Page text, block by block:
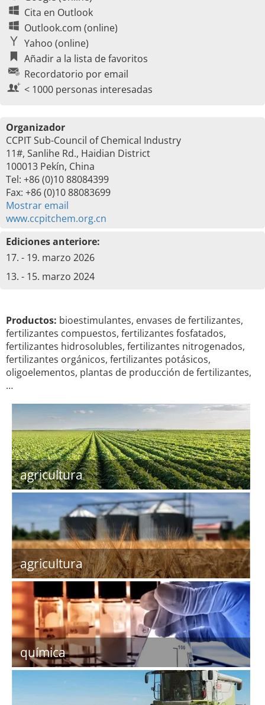
Cita en Outlook
Outlook.com (online)
Yahoo (online)
Añadir a la lista de favoritos
Recordatorio por email
< 1000 personas interesadas
Organizador
CCPIT Sub-Council of Chemical Industry
11#, Sanlihe Rd., Haidian District
100013 Pekín, China
Tel: +86 (0)10 88084399
Fax: +86 (0)10 88083699
Mostrar email
www.ccpitchem.org.cn
Ediciones anteriore:
17. - 19. marzo 2026
13. - 15. marzo 2024
Productos: bioestimulantes, envases de fertilizantes,
fertilizantes compuestos, fertilizantes fosfatados,
fertilizantes hidrosolubles, fertilizantes nitrogenados,
fertilizantes orgánicos, fertilizantes potásicos,
oligoelementos, plantas de producción de fertilizantes,
…
agricultura
agricultura
química